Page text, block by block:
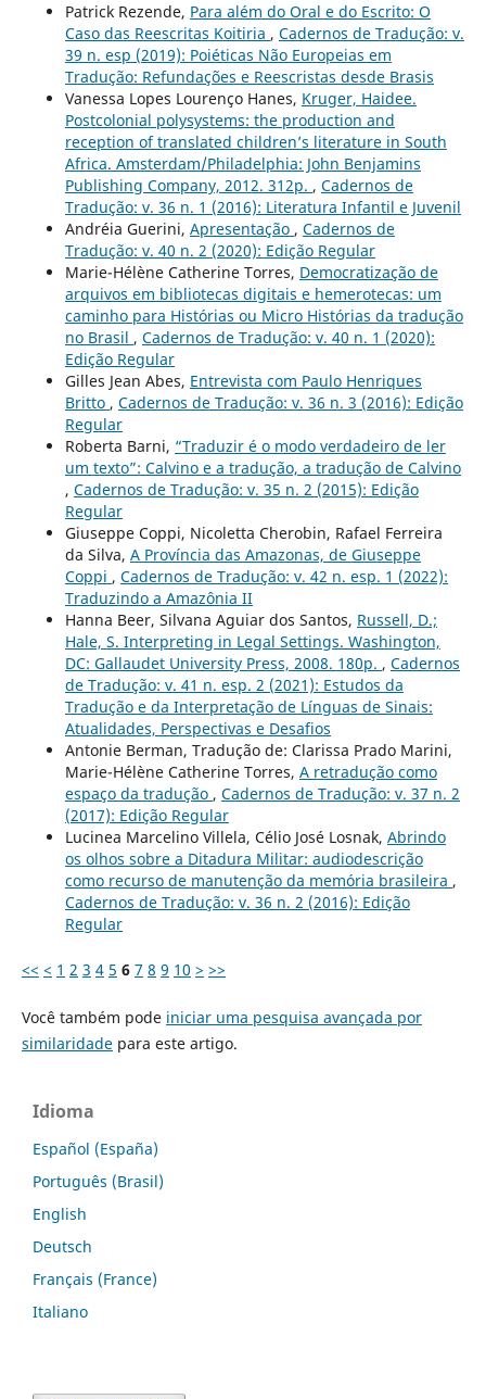
Patrick Rezende, Para além do Oral e do Escrito: O
Caso das Reescritas Koitiria , Cadernos de Tradução: v.
39 n. esp (2019): Poiéticas Não Europeias em
Tradução: Refundações e Reescristas desde Brasis
Vanessa Lopes Lourenço Hanes, Kruger, Haidee.
Postcolonial polysystems: the production and
reception of translated children’s literature in South
Africa. Amsterdam/Philadelphia: John Benjamins
Publishing Company, 2012. 312p. , Cadernos de
Tradução: v. 36 n. 1 (2016): Literatura Infantil e Juvenil
Andréia Guerini, Apresentação , Cadernos de
Tradução: v. 40 n. 2 (2020): Edição Regular
Marie-Hélène Catherine Torres, Democratização de
arquivos em bibliotecas digitais e hemerotecas: um
caminho para Histórias ou Micro Histórias da tradução
no Brasil , Cadernos de Tradução: v. 40 n. 1 (2020):
Edição Regular
Gilles Jean Abes, Entrevista com Paulo Henriques
Britto , Cadernos de Tradução: v. 36 n. 3 (2016): Edição
Regular
Roberta Barni, “Traduzir é o modo verdadeiro de ler
um texto”: Calvino e a tradução, a tradução de Calvino
, Cadernos de Tradução: v. 35 n. 2 (2015): Edição
Regular
Giuseppe Coppi, Nicoletta Cherobin, Rafael Ferreira
da Silva, A Província das Amazonas, de Giuseppe
Coppi , Cadernos de Tradução: v. 42 n. esp. 1 (2022):
Traduzindo a Amazônia II
Hanna Beer, Silvana Aguiar dos Santos, Russell, D.;
Hale, S. Interpreting in Legal Settings. Washington,
DC: Gallaudet University Press, 2008. 180p. , Cadernos
de Tradução: v. 41 n. esp. 2 (2021): Estudos da
Tradução e da Interpretação de Línguas de Sinais:
Atualidades, Perspectivas e Desafios
Antonie Berman, Tradução de: Clarissa Prado Marini,
Marie-Hélène Catherine Torres, A retradução como
espaço da tradução , Cadernos de Tradução: v. 37 n. 2
(2017): Edição Regular
Lucinea Marcelino Villela, Célio José Losnak, Abrindo
os olhos sobre a Ditadura Militar: audiodescrição
como recurso de manutenção da memória brasileira ,
Cadernos de Tradução: v. 36 n. 2 (2016): Edição
Regular
<< < 1 2 3 4 5 6 7 8 9 10 > >>
Você também pode iniciar uma pesquisa avançada por
similaridadepara este artigo.
Idioma
Español (España)
Português (Brasil)
English
Deutsch
Français (France)
Italiano